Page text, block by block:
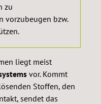
zu
vorzubeugen bzw.
liegt meist
vor. Kommt
Stoffen, den
sendet das